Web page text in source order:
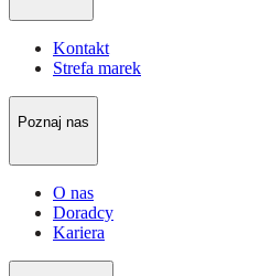
Kontakt
Strefa marek
Poznaj nas
O nas
Doradcy
Kariera